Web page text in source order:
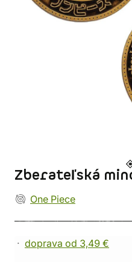
Zberateľská
One Piece
doprava od 3,49 €